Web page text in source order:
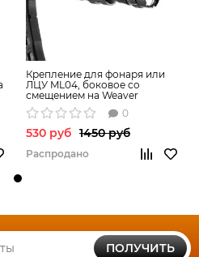
Крепление для фонаря или
ЛЦУ ML04, боковое со
смещением на Weaver
0
530 руб 1450 руб
Распродано
ПОЛУЧИТЬ